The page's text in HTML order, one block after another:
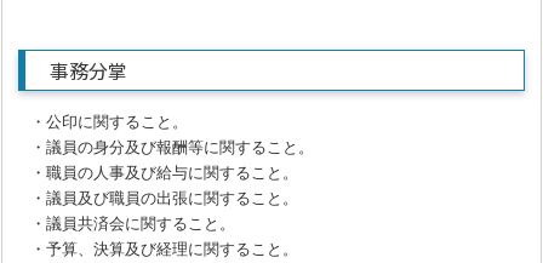
事務分掌
・公印に関すること。
・議員の身分及び報酬等に関すること。
・職員の人事及び給与に関すること。
・議員及び職員の出張に関すること。
・議員共済会に関すること。
・予算、決算及び経理に関すること。